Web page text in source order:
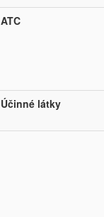
ATC
Účinné látky